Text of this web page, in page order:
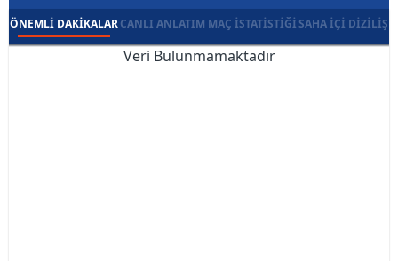
ÖNEMLI DAKIKALARCANLI ANLATIM MAÇ İSTATISTIĞISAHA İÇI DIZILIŞ
Veri Bulunmamaktadır